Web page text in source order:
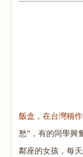
飯盒，在台灣稱
愁”，有的同學興
鄰座的女孩，每